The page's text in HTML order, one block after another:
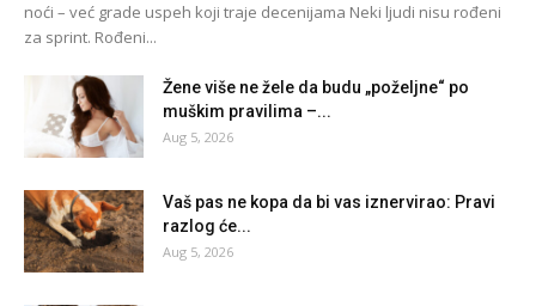
noći – već grade uspeh koji traje decenijama Neki ljudi nisu rođeni
za sprint. Rođeni...
Žene više ne žele da budu „poželjne“ po
muškim pravilima –...
Aug 5, 2026
Vaš pas ne kopa da bi vas iznervirao: Pravi
razlog će...
Aug 5, 2026